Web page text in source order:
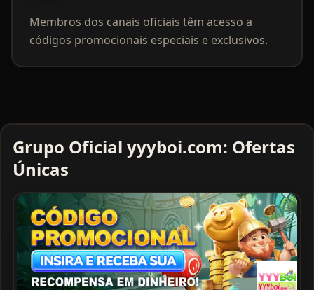
Membros dos canais oficiais têm acesso a
códigos promocionais especiais e exclusivos.
Grupo Oficial yyyboi.com: Ofertas
Únicas